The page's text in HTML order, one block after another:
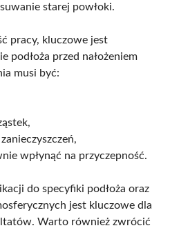
starej powłoki.
pracy, kluczowe jest
podłoża przed nałożeniem
musi być:
wpłynąć na przyczepność.
do specyfiki podłoża oraz
jest kluczowe dla
Warto również zwrócić